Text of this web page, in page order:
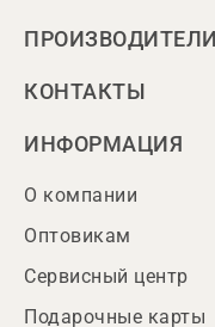
ПРОИЗВОДИТЕЛИ
КОНТАКТЫ
ИНФОРМАЦИЯ
О компании
Оптовикам
Сервисный центр
Подарочные карты